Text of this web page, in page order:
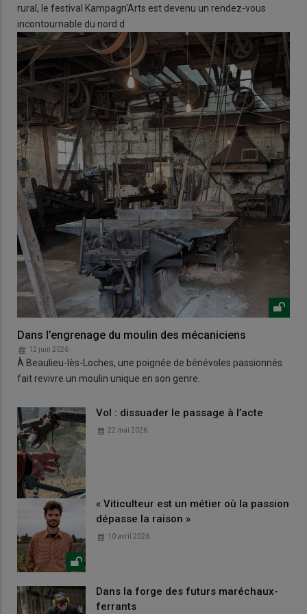
rural, le festival Kampagn'Arts est devenu un rendez-vous
incontournable du nord d
Dans l’engrenage du moulin des mécaniciens
12 juin 2026
À Beaulieu-lès-Loches, une poignée de bénévoles passionnés
fait revivre un moulin unique en son genre.
Vol : dissuader le passage à l’acte
22 mai 2026
« Viticulteur est un métier où la passion
dépasse la raison »
10 avril 2026
Dans la forge des futurs maréchaux-
ferrants